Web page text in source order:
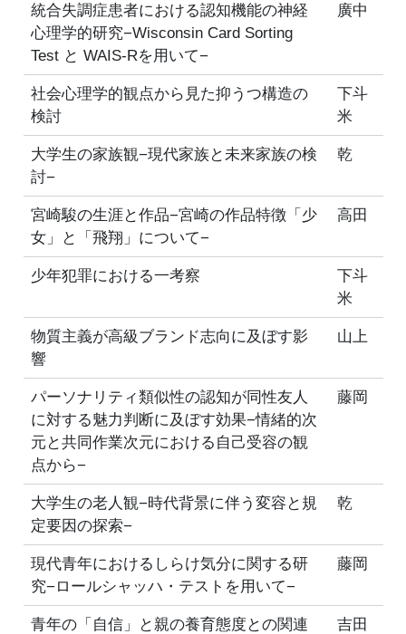
統合失調症患者における認知機能の神経
心理学的研究−Wisconsin Card Sorting
Test と WAIS-Rを用いて−
廣中
社会心理学的観点から見た抑うつ構造の
検討
下斗
米
大学生の家族観−現代家族と未来家族の検
討−
乾
宮崎駿の生涯と作品−宮崎の作品特徴「少
女」と「飛翔」について−
高田
少年犯罪における一考察
下斗
米
物質主義が高級ブランド志向に及ぼす影
響
山上
パーソナリティ類似性の認知が同性友人
に対する魅力判断に及ぼす効果−情緒的次
元と共同作業次元における自己受容の観
点から−
藤岡
大学生の老人観−時代背景に伴う変容と規
定要因の探索−
乾
現代青年におけるしらけ気分に関する研
究−ロールシャッハ・テストを用いて−
藤岡
青年の「自信」と親の養育態度との関連
吉田